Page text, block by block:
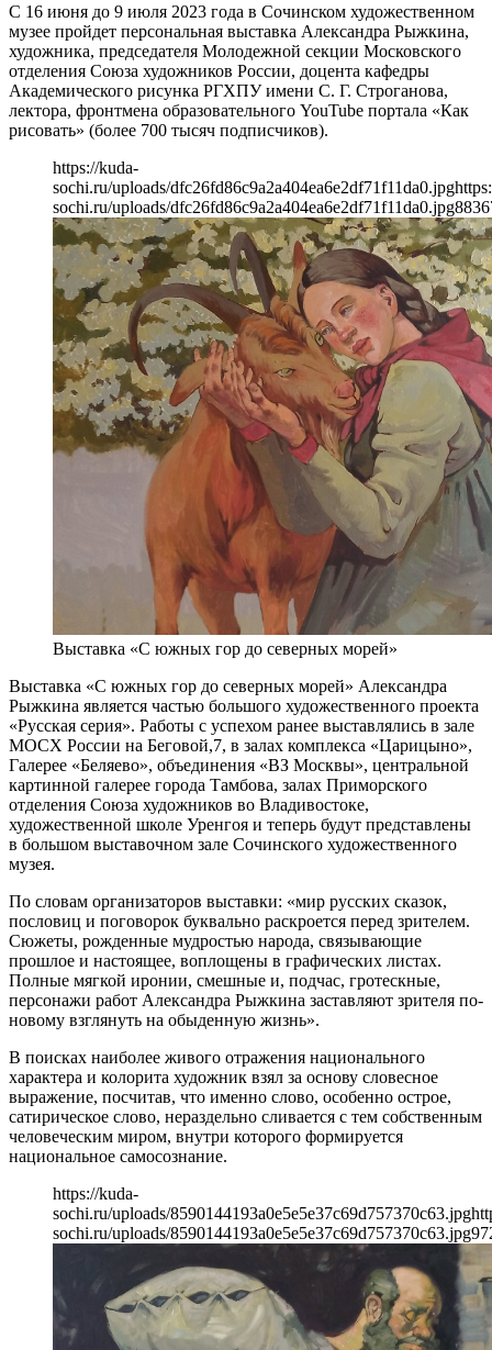
С 16 июня до 9 июля 2023 года в Сочинском художественном
музее пройдет персональная выставка Александра Рыжкина,
художника, председателя Молодежной секции Московского
отделения Союза художников России, доцента кафедры
Академического рисунка РГХПУ имени С. Г. Строганова,
лектора, фронтмена образовательного YouTube портала «Как
рисовать» (более 700 тысяч подписчиков).
https://kuda-
sochi.ru/uploads/dfc26fd86c9a2a404ea6e2df71f11da0.jpg
sochi.ru/uploads/dfc26fd86c9a2a404ea6e2df71f11da0.jpg883
Выставка «С южных гор до северных морей»
Выставка «С южных гор до северных морей» Александра
Рыжкина является частью большого художественного проекта
«Русская серия». Работы с успехом ранее выставлялись в зале
МОСХ России на Беговой,7, в залах комплекса «Царицыно»,
Галерее «Беляево», объединения «ВЗ Москвы», центральной
картинной галерее города Тамбова, залах Приморского
отделения Союза художников во Владивостоке,
художественной школе Уренгоя и теперь будут представлены
в большом выставочном зале Сочинского художественного
музея.
По словам организаторов выставки: «мир русских сказок,
пословиц и поговорок буквально раскроется перед зрителем.
Сюжеты, рожденные мудростью народа, связывающие
прошлое и настоящее, воплощены в графических листах.
Полные мягкой иронии, смешные и, подчас, гротескные,
персонажи работ Александра Рыжкина заставляют зрителя по-
новому взглянуть на обыденную жизнь».
В поисках наиболее живого отражения национального
характера и колорита художник взял за основу словесное
выражение, посчитав, что именно слово, особенно острое,
сатирическое слово, нераздельно сливается с тем собственным
человеческим миром, внутри которого формируется
национальное самосознание.
https://kuda-
sochi.ru/uploads/8590144193a0e5e5e37c69d757370c63.jpg
sochi.ru/uploads/8590144193a0e5e5e37c69d757370c63.jpg